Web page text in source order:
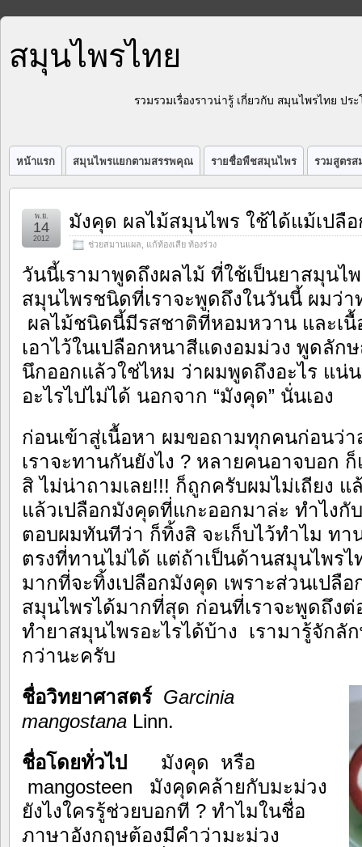
สมุนไพรไทย
รวมรวมเรื่องราวน่ารู้ เกี่ยวกับ สมุนไพรไทย ป
หน้าแรก สมุนไพรแยกตามสรรพคุณ รายชื่อพืชสมุนไพร รวมสูตรส
มังคุด ผลไม้สมุนไพร ใช้ได้แม้เปลื
ช่วยสมานแผล แก้ท้องเสีย ท้องร่วง
พ.ย.
14
2012
วันนี้เรามาพูดถึงผลไม้ ที่ใช้เป็นยาสมุนไ
สมุนไพรชนิดที่เราจะพูดถึงในวันนี้ ผมว่
ผลไม้ชนิดนี้มีรสชาติที่หอมหวาน และเ
เอาไว้ในเปลือกหนาสีแดงอมม่วง พูดลั
นึกออกแล้วใช่ไหม ว่าผมพูดถึงอะไร แน่
อะไรไปไม่ได้ นอกจาก “มังคุด” นั่นเอง
ก่อนเข้าสู่เนื้อหา ผมขอถามทุกคนก่อนว่
เราจะทานกันยังไง ? หลายคนอาจบอก
สิ ไม่น่าถามเลย!!! ก็ถูกครับผมไม่เถียง
แล้วเปลือกมังคุดที่แกะออกมาล่ะ ทำไง
ตอบผมทันทีว่า ก็ทิ้งสิ จะเก็บไว้ทำไม ท
ตรงที่ทานไม่ได้ แต่ถ้าเป็นด้านสมุนไพร
มากที่จะทิ้งเปลือกมังคุด เพราะส่วนเปลื
สมุนไพรได้มากที่สุด ก่อนที่เราจะพูดถึงต่
ทำยาสมุนไพรอะไรได้บ้าง เรามารู้จัก
กว่านะครับ
ชื่อวิทยาศาสตร์ Garcinia
mangostana Linn.
ชื่อโดยทั่วไป
มังคุด หรือ
mangosteen มังคุดคล้ายกับมะม่วง
ยังไงใครรู้ช่วยบอกที ? ทำไมในชื่อ
ภาษาอังกฤษต้องมีคำว่ามะม่วง